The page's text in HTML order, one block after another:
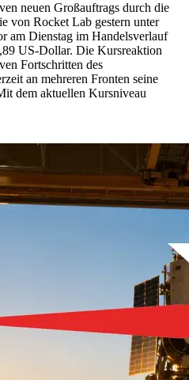
neuen Großauftrags durch die
von Rocket Lab gestern unter
am Dienstag im Handelsverlauf
US-Dollar. Die Kursreaktion
Fortschritten des
an mehreren Fronten seine
dem aktuellen Kursniveau